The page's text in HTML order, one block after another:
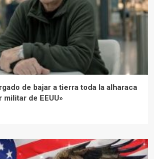
de bajar a tierra toda la alharaca
de EEUU»